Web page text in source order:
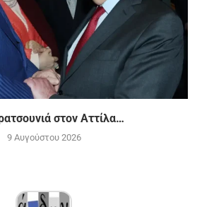
στον Αττίλα…
9 Αυγούστου 2026